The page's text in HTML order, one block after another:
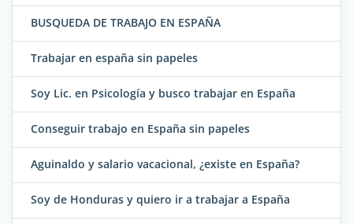
BUSQUEDA DE TRABAJO EN ESPAÑA
Trabajar en españa sin papeles
Soy Lic. en Psicología y busco trabajar en España
Conseguir trabajo en España sin papeles
Aguinaldo y salario vacacional, ¿existe en España?
Soy de Honduras y quiero ir a trabajar a España